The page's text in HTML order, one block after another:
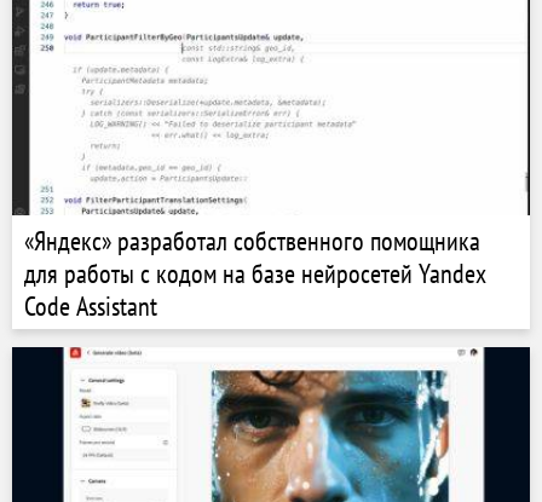
«Яндекс» разработал собственного помощника
для работы с кодом на базе нейросетей Yandex
Code Assistant